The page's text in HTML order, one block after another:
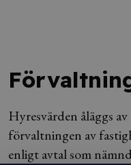
Hyresvärden åläggs
förvaltningen av
enligt avtal som